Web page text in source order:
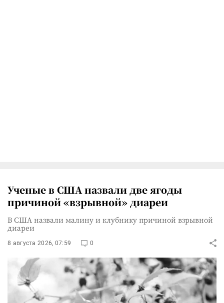
Ученые в США назвали две ягоды
причиной «взрывной» диареи
В США назвали малину и клубнику причиной взрывной
диареи
8 августа 2026, 07:59 0